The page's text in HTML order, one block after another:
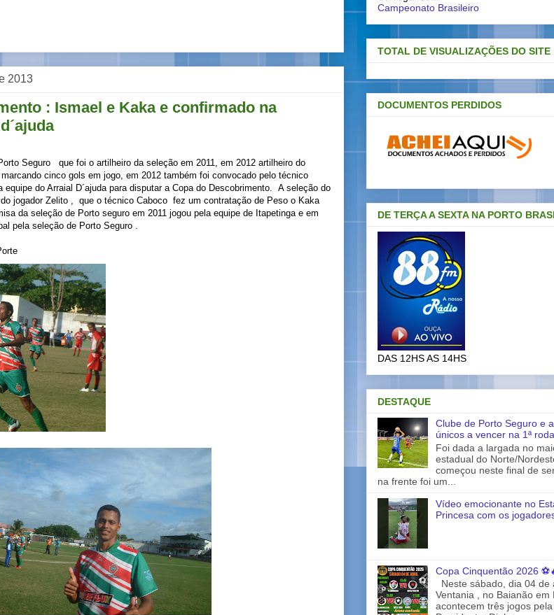
2013
: Ismael e Kaka e confirmado na
Seguro
que foi o artilheiro da seleção em 2011, em 2012 artilheiro do
cinco gols em jogo, em 2012 também foi convocado pelo técnico
do Arraial D´ajuda para disputar a Copa do Descobrimento.
A seleção do
jogador Zelito ,
que o técnico Caboco fez um contratação de Peso o Kaka
da seleção de Porto seguro em 2011 jogou pela equipe de Itapetinga e em
pela seleção de Porto Seguro .
Campeonato Brasileiro
TOTAL DE VISUALIZAÇÕES DO SITE
DOCUMENTOS PERDIDOS
DE TERÇA A SEXTA NA PORTO
DAS 12HS AS 14HS
DESTAQUE
Clube de Porto Seguro e
únicos a vencer na 1ª
Foi dada a largada no
estadual do Norte/
começou neste final de
na frente foi um...
Vídeo emocionante no
Princesa com os
Copa Cinquentão 2026
Neste sábado, dia 04 de
Ventania , no Baianão em
acontecem três jogos